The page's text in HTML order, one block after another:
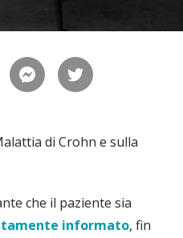
di Crohn e sulla
che il paziente sia
informato, fin